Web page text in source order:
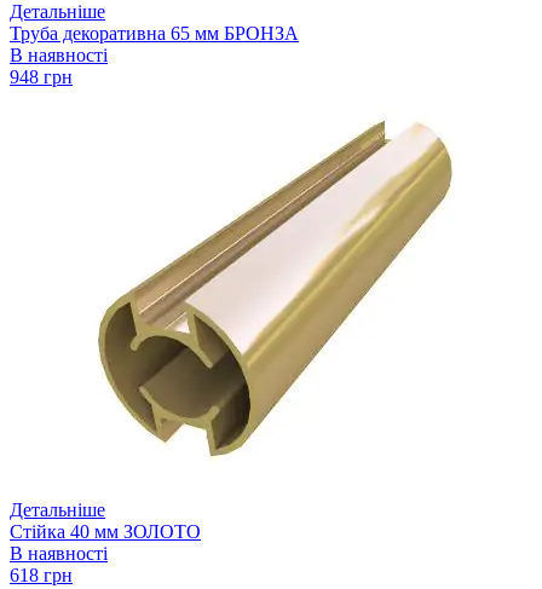
Детальніше
Труба декоративна 65 мм БРОНЗА
В наявності
948 грн
Детальніше
Стійка 40 мм ЗОЛОТО
В наявності
618 грн